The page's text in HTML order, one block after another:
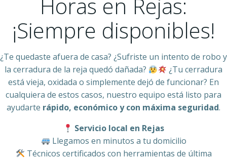
Horas en Rejas:
¡Siempre disponibles!
¿Te quedaste afuera de casa? ¿Sufriste un intento de robo y
la cerradura de la reja quedó dañada?
¿Tu cerradura
está vieja, oxidada o simplemente dejó de funcionar? En
cualquiera de estos casos, nuestro equipo está listo para
ayudarte rápido, económico y con máxima seguridad.
Servicio local en Rejas
Llegamos en minutos a tu domicilio
Técnicos certificados con herramientas de última